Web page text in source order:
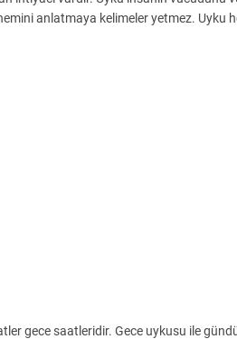
anlatmaya kelimeler yetmez. Uyku
gece saatleridir. Gece uykusu ile